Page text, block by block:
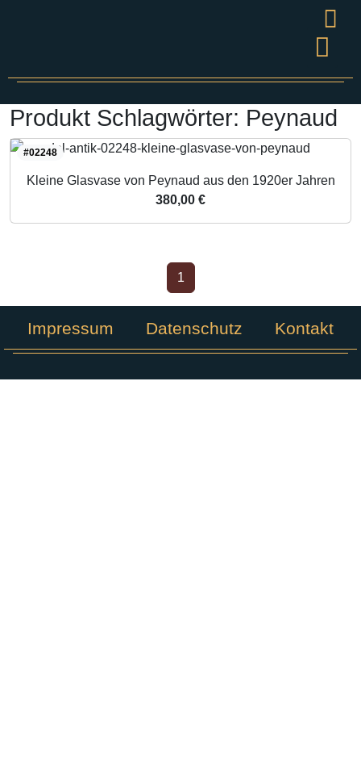
Produkt Schlagwörter: Peynaud
#02248
Kleine Glasvase von Peynaud aus den 1920er Jahren
380,00 €
1
Impressum Datenschutz Kontakt